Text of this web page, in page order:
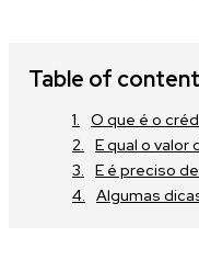
Table of
O que é o
E qual o
E é preciso
Algumas